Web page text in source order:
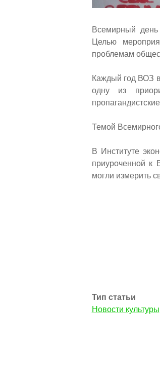
Всемирный
Целью
проблемам
Каждый год ВОЗ
одну из
Темой
В Институте
приуроченной к
могли измерить
Тип статьи
Новости культуры